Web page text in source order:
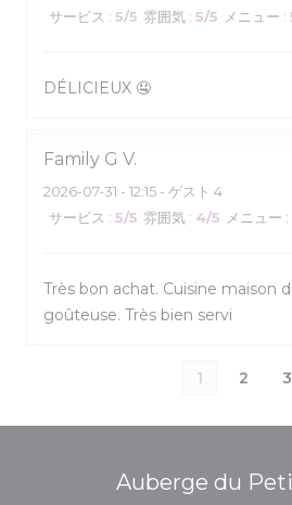
サービス : 5/5 雰囲気 : 5/5 メニュー :
DÉLICIEUX 🤤
Family G V
2026-07-31 - 12:15 - ゲスト 4
サービス : 5/5 雰囲気 : 4/5 メニュー :
Très bon achat. Cuisine maison
goûteuse. Très bien servi
1 2 3
Auberge du